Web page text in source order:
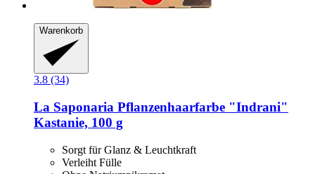
Warenkorb
3.8 (34)
La Saponaria Pflanzenhaarfarbe "Indrani"
Kastanie, 100 g
Sorgt für Glanz & Leuchtkraft
Verleiht Fülle